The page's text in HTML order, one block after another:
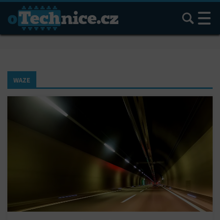
Hledat
WAZE